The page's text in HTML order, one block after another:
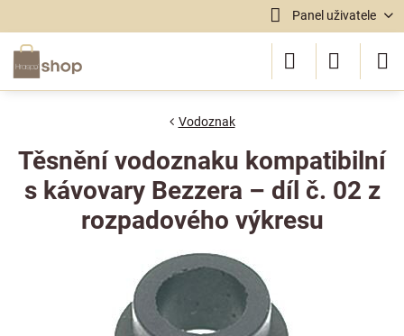
Panel uživatele
Vodoznak
Těsnění vodoznaku kompatibilní
s kávovary Bezzera – díl č. 02 z
rozpadového výkresu